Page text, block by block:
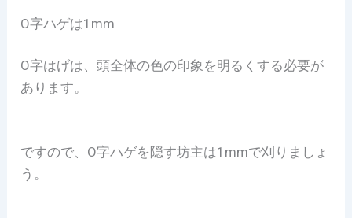
O字ハゲは1mm
O字はげは、頭全体の色の印象を明るくする必要が
あります。
ですので、O字ハゲを隠す坊主は1mmで刈りましょ
う。